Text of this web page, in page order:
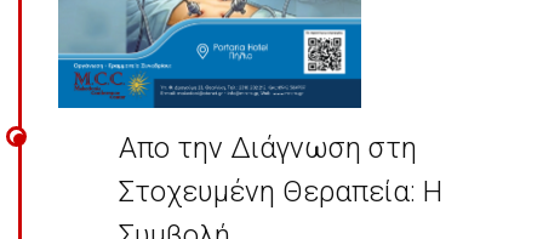
Απο την Διάγνωση στη
Στοχευμένη Θεραπεία: Η